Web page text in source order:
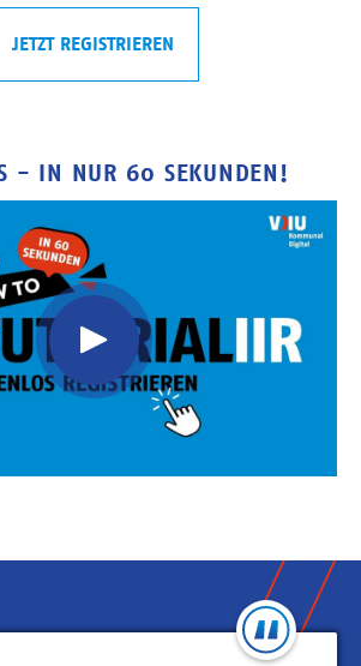
JETZT REGISTRIEREN
- IN NUR 60 SEKUNDEN!